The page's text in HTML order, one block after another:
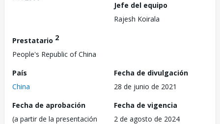
Jefe del equipo
Rajesh Koirala
Prestatario 2
People's Republic of China
País
China
Fecha de divulgación
28 de junio de 2021
Fecha de aprobación
(a partir de la presentación
Fecha de vigencia
2 de agosto de 2024